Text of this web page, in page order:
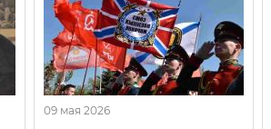
09 мая 2026